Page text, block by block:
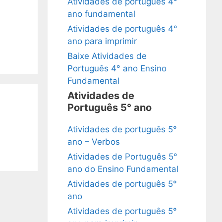
ano fundamental
Atividades de português 4°
ano para imprimir
Baixe Atividades de
Português 4° ano Ensino
Fundamental
Atividades de
Português 5° ano
Atividades de português 5°
ano – Verbos
Atividades de Português 5°
ano do Ensino Fundamental
Atividades de português 5°
ano
Atividades de português 5°